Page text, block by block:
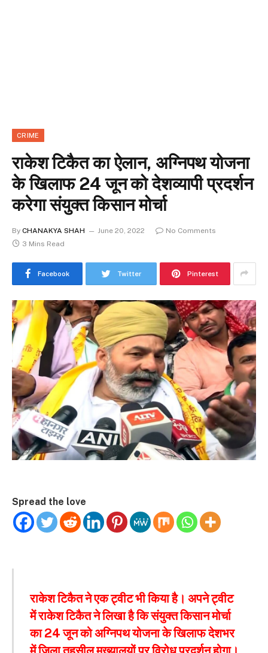
CRIME
राकेश टिकैत का ऐलान, अग्निपथ योजना
के खिलाफ 24 जून को देशव्यापी प्रदर्शन
करेगा संयुक्त किसान मोर्चा
By CHANAKYA SHAH June 20, 2022
No Comments
3 Mins Read
Facebook Twitter Pinterest
Spread the love
राकेश टिकैत ने एक ट्वीट भी किया है। अपने ट्वीट
में राकेश टिकैत ने लिखा है कि संयुक्त किसान मोर्चा
का 24 जून को अग्निपथ योजना के खिलाफ देशभर